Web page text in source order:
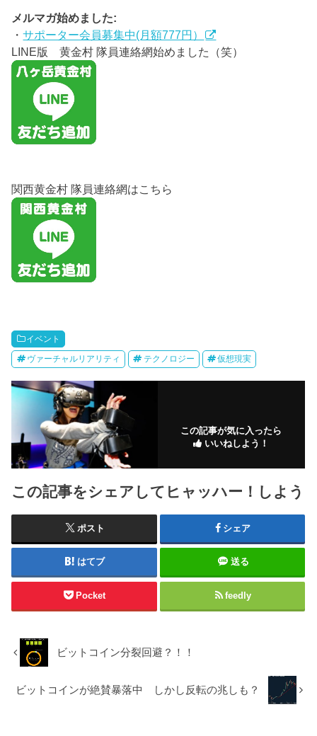
メルマガ始めました:
・サポーター会員募集中(月額777円）
LINE版 黄金村 隊員連絡網始めました（笑）
関西黄金村 隊員連絡網はこちら
イベント
ヴァーチャルリアリティ テクノロジー 仮想現実
この記事が気に入ったら
いいねしよう！
この記事をシェアしてヒャッハー！しよう
ポスト シェア
はてブ 送る
Pocket feedly
ビットコイン分裂回避？！！
ビットコインが絶賛暴落中 しかし反転の兆しも？